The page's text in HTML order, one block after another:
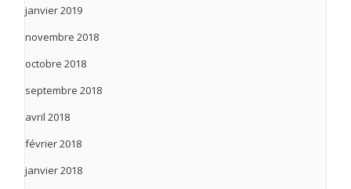
janvier 2019
novembre 2018
octobre 2018
septembre 2018
avril 2018
février 2018
janvier 2018